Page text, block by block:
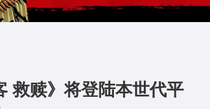
a
V
救赎》将登陆本世代平